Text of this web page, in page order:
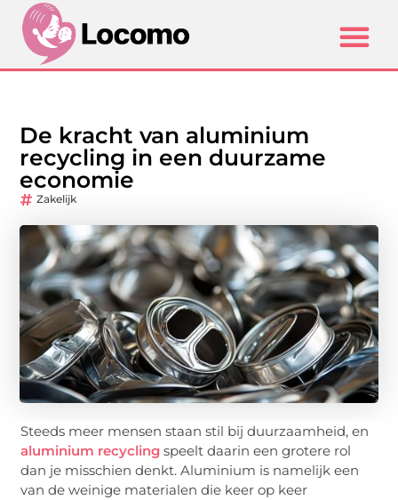
De kracht van aluminium
recycling in een duurzame
economie
Zakelijk
Steeds meer mensen staan stil bij duurzaamheid, en
aluminium recycling speelt daarin een grotere rol
dan je misschien denkt. Aluminium is namelijk een
van de weinige materialen die keer op keer